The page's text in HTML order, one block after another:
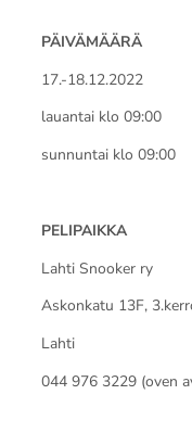
PÄIVÄMÄÄRÄ
17.-18.12.2022
lauantai klo 09:00
sunnuntai klo 09:00
PELIPAIKKA
Lahti Snooker ry
Askonkatu 13F,
Lahti
044 976 3229 (oven